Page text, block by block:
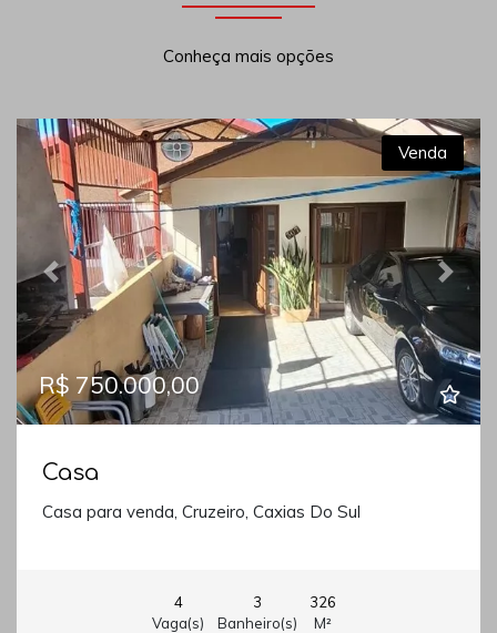
Conheça mais opções
Previous Next
Venda
R$ 750.000,00
Casa
Casa para venda, Cruzeiro, Caxias Do Sul
4
Vaga(s)
3
Banheiro(s)
326
M²